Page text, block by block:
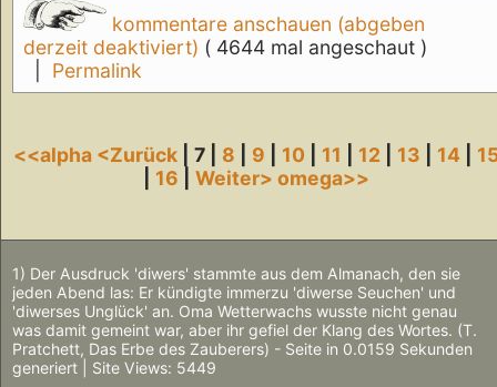
kommentare anschauen (abgeben
derzeit deaktiviert) ( 4644 mal angeschaut )
Permalink
<<alpha <Zurück | 7 | 8 9 10| 11 12 13 14
16 Weiter> omega>>
1) Der Ausdruck 'diwers' stammte aus dem Almanach, den sie
jeden Abend las: Er kündigte immerzu 'diwerse Seuchen' und
'diwerses Unglück' an. Oma Wetterwachs wusste nicht genau
was damit gemeint war, aber ihr gefiel der Klang des Wortes. (T.
Pratchett, Das Erbe des Zauberers) - Seite in 0.0159 Sekunden
generiert | Site Views: 5449